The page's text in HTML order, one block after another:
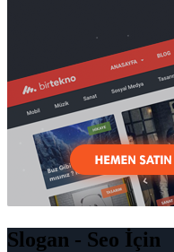
Slogan - Seo İçin